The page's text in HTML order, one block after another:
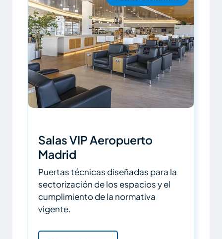
Salas VIP Aeropuerto
Madrid
Puertas técnicas diseñadas para la
sectorización de los espacios y el
cumplimiento de la normativa
vigente.